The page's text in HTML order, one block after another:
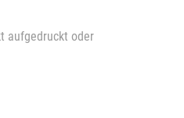
aufgedruckt oder